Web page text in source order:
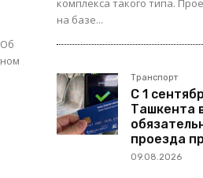
комплекса такого типа.
на базе...
Транспорт
С 1
Ташкента
проезда
09.08.2026